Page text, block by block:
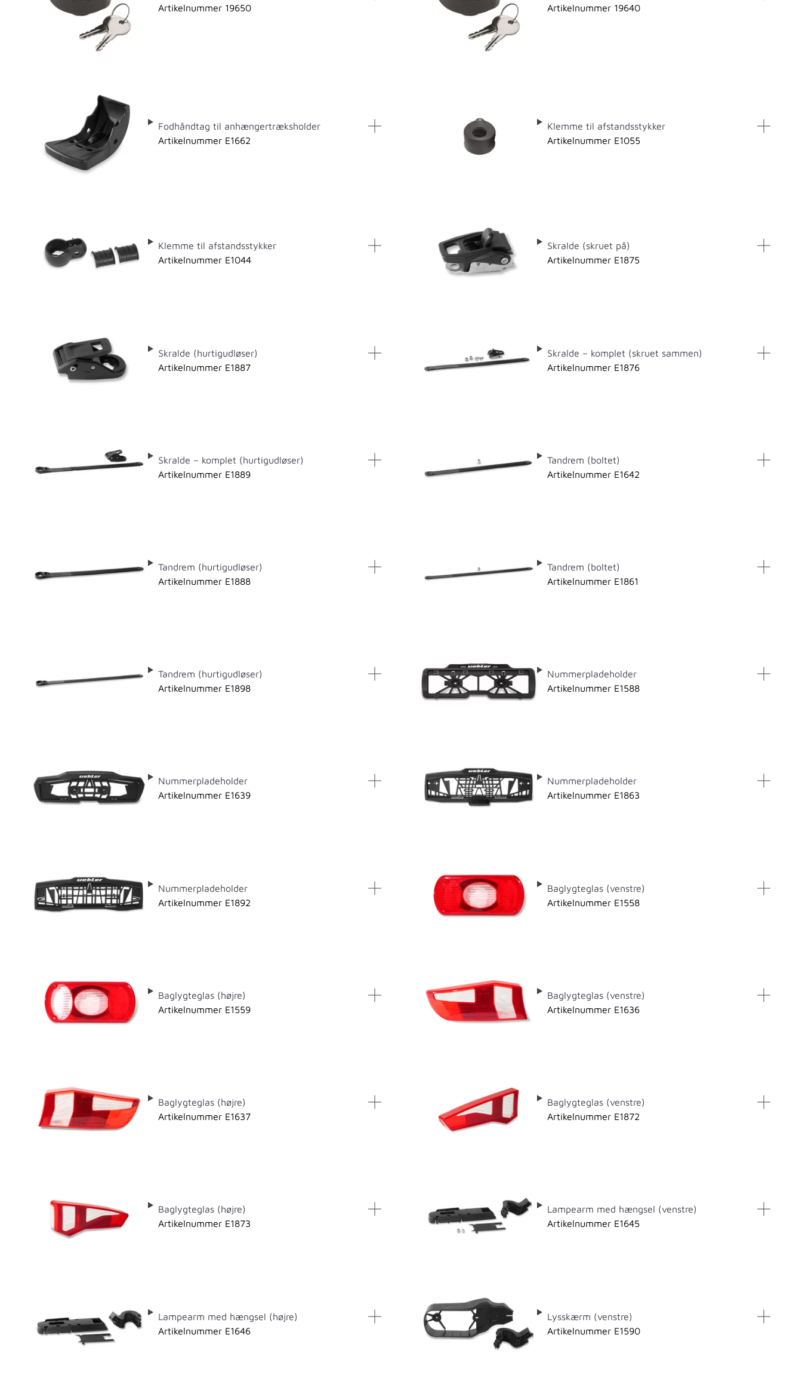
Artikelnummer 19650
Artikelnummer 19640
Fodhåndtag til anhængertræksholder
Artikelnummer E1662
Klemme til afstandsstykker
Artikelnummer E1055
Klemme til afstandsstykker
Artikelnummer E1044
Skralde (skruet på)
Artikelnummer E1875
Skralde (hurtigudløser)
Artikelnummer E1887
Skralde – komplet (skruet sammen)
Artikelnummer E1876
Skralde – komplet (hurtigudløser)
Artikelnummer E1889
Tandrem (boltet)
Artikelnummer E1642
Tandrem (hurtigudløser)
Artikelnummer E1888
Tandrem (boltet)
Artikelnummer E1861
Tandrem (hurtigudløser)
Artikelnummer E1898
Nummerpladeholder
Artikelnummer E1588
Nummerpladeholder
Artikelnummer E1639
Nummerpladeholder
Artikelnummer E1863
Nummerpladeholder
Artikelnummer E1892
Baglygteglas (venstre)
Artikelnummer E1558
Baglygteglas (højre)
Artikelnummer E1559
Baglygteglas (venstre)
Artikelnummer E1636
Baglygteglas (højre)
Artikelnummer E1637
Baglygteglas (venstre)
Artikelnummer E1872
Baglygteglas (højre)
Artikelnummer E1873
Lampearm med hængsel (venstre)
Artikelnummer E1645
Lampearm med hængsel (højre)
Artikelnummer E1646
Lysskærm (venstre)
Artikelnummer E1590